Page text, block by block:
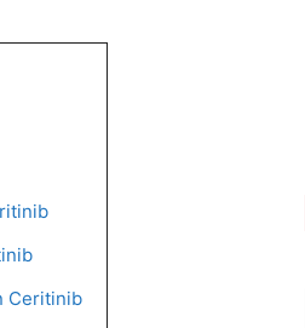
Ceritinib